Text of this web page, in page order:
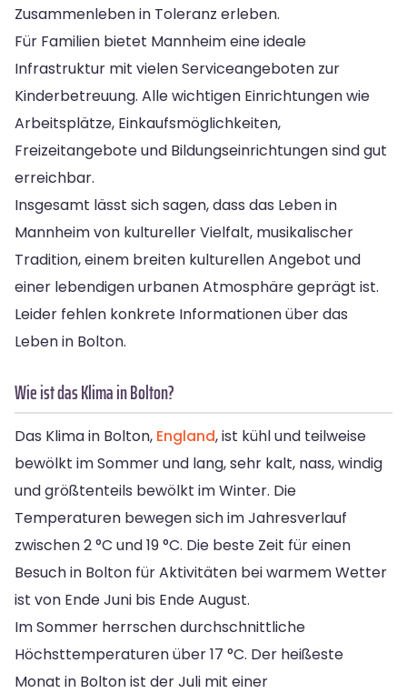
Zusammenleben in Toleranz erleben.
Für Familien bietet Mannheim eine ideale
Infrastruktur mit vielen Serviceangeboten zur
Kinderbetreuung. Alle wichtigen Einrichtungen wie
Arbeitsplätze, Einkaufsmöglichkeiten,
Freizeitangebote und Bildungseinrichtungen sind gut
erreichbar.
Insgesamt lässt sich sagen, dass das Leben in
Mannheim von kultureller Vielfalt, musikalischer
Tradition, einem breiten kulturellen Angebot und
einer lebendigen urbanen Atmosphäre geprägt ist.
Leider fehlen konkrete Informationen über das
Leben in Bolton.
Wie ist das Klima in Bolton?
Das Klima in Bolton, England, ist kühl und teilweise
bewölkt im Sommer und lang, sehr kalt, nass, windig
und größtenteils bewölkt im Winter. Die
Temperaturen bewegen sich im Jahresverlauf
zwischen 2 °C und 19 °C. Die beste Zeit für einen
Besuch in Bolton für Aktivitäten bei warmem Wetter
ist von Ende Juni bis Ende August.
Im Sommer herrschen durchschnittliche
Höchsttemperaturen über 17 °C. Der heißeste
Monat in Bolton ist der Juli mit einer